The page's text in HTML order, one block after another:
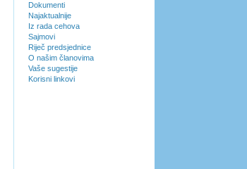
Dokumenti
Najaktualnije
Iz rada cehova
Sajmovi
Riječ predsjednice
O našim članovima
Vaše sugestije
Korisni linkovi